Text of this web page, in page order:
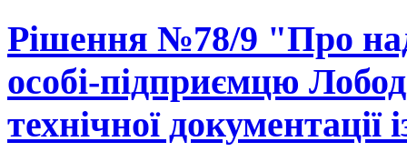
Рішення №78/9 "Про
особі-підприємцю
технічної